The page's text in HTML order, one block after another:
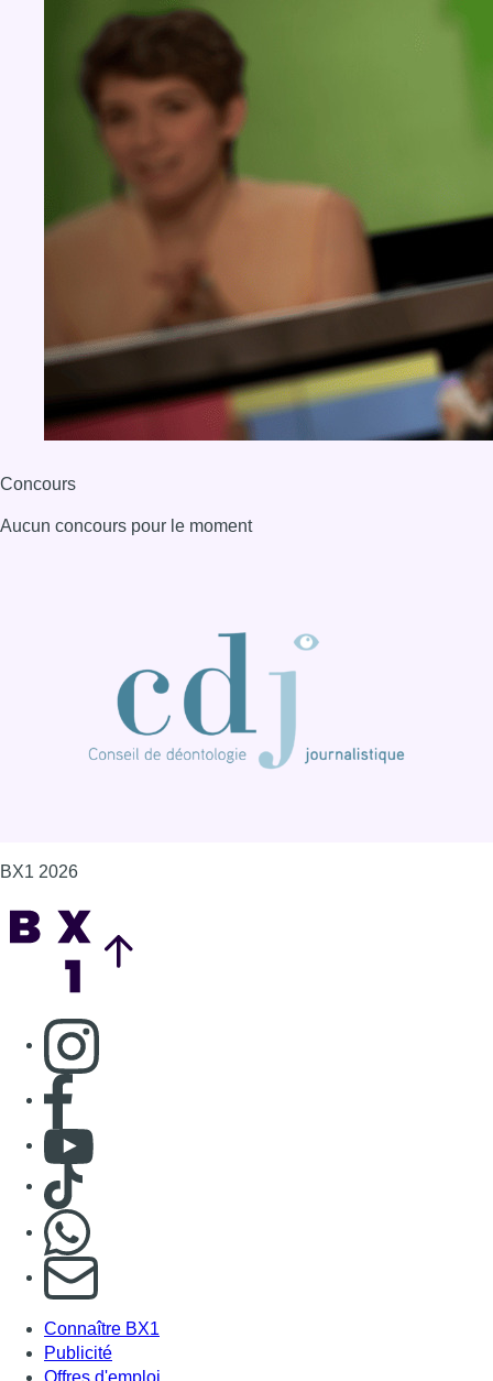
Concours
Aucun concours pour le moment
BX1 2026
Consulter page Instagram
Consulter page Facebook
Consulter Youtube
Consulter TikTok
S'abonner à notre newsletter
Connaître BX1
Publicité
Offres d'emploi